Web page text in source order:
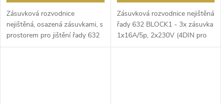
Zásuvková rozvodnice
nejištěná, osazená zásuvkami, s
prostorem pro jištění řady 632
BLOCK1 - 3x zásu...
Zásuvková rozvodnice nejištěná
řady 632 BLOCK1 - 3x zásuvka
1x16A/5p, 2x230V (4DIN pro
jištění).